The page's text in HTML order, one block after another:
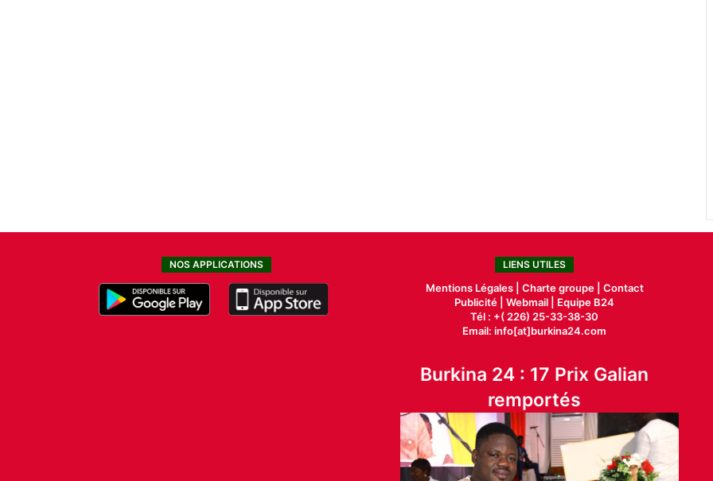
NOS APPLICATIONS LIENS UTILES
Mentions Légales | Charte groupe | Contact
Publicité |Webmail |
Equipe B24
Tél : +( 226) 25-33-38-30
Email: info[at]burkina24.com
Burkina 24 : 17 Prix Galian
remportés